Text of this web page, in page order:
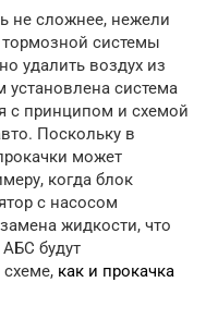
не сложнее, нежели
системы
удалить воздух из
система
с принципом и схемой
Поскольку в
может
когда блок
с насосом
жидкости, что
будут
как и прокачка